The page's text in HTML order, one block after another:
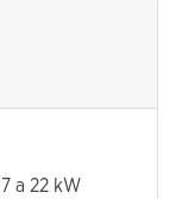
a 22 kW